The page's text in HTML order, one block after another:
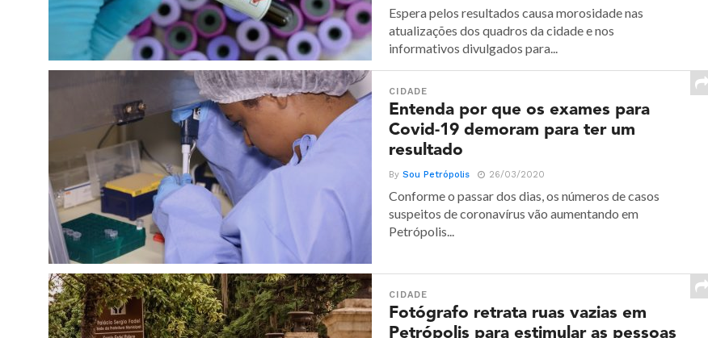
Espera pelos resultados causa morosidade nas
atualizações dos quadros da cidade e nos
informativos divulgados para...
CIDADE
Entenda por que os exames para
Covid-19 demoram para ter um
resultado
BySou Petrópolis 26/03/2020
Conforme o passar dos dias, os números de casos
suspeitos de coronavírus vão aumentando em
Petrópolis...
CIDADE
Fotógrafo retrata ruas vazias em
Petrópolis para estimular as pessoas